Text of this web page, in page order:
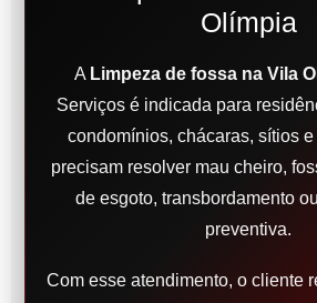
Olímpia
A Limpeza de fossa na Vila
Serviços é indicada para
condomínios, chácaras, sítios
precisam resolver mau cheiro,
de esgoto, transbordamento
preventiva.
Com esse atendimento, o cliente